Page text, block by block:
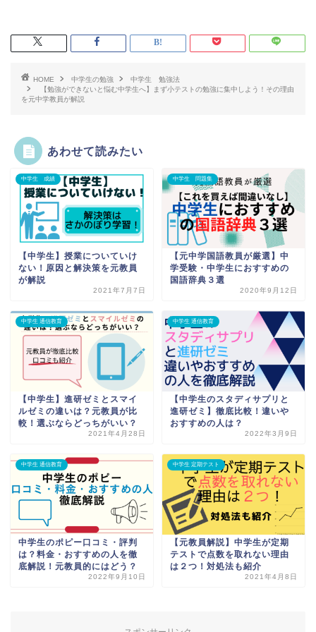
HOME 中学生の勉強
中学生 勉強法
【勉強ができないと悩む中学生へ】まず小テストの勉強に集中しよう！その理由
を元中学教員が解説
あわせて読みたい
中学生 成績
【中学生】授業についていけ
ない！原因と解決策を元教員
が解説
2021年7月7日
中学生 問題集
【元中学国語教員が厳選】中
学受験・中学生におすすめの
国語辞典３選
2020年9月12日
中学生 通信教育
【中学生】進研ゼミとスマイ
ルゼミの違いは？元教員が比
較！選ぶならどっちがいい？
2021年4月28日
中学生 通信教育
【中学生のスタディサプリと
進研ゼミ】徹底比較！違いや
おすすめの人は？
2022年3月9日
中学生 通信教育
中学生のポピー口コミ・評判
は？料金・おすすめの人を徹
底解説！元教員的にはどう？
2022年9月10日
中学生 定期テスト
【元教員解説】中学生が定期
テストで点数を取れない理由
は２つ！対処法も紹介
2021年4月8日